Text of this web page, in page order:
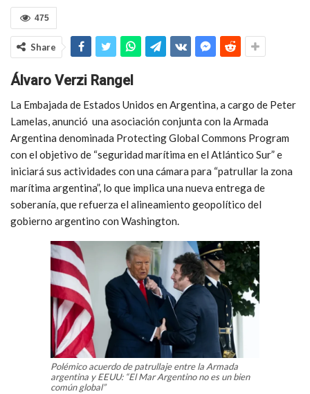
475
Share
Álvaro Verzi Rangel
La Embajada de Estados Unidos en Argentina, a cargo de Peter
Lamelas, anunció una asociación conjunta con la Armada
Argentina denominada Protecting Global Commons Program
con el objetivo de “seguridad marítima en el Atlántico Sur” e
iniciará sus actividades con una cámara para “patrullar la zona
marítima argentina”, lo que implica una nueva entrega de
soberanía, que refuerza el alineamiento geopolítico del
gobierno argentino con Washington.
Polémico acuerdo de patrullaje entre la Armada
argentina y EEUU: “El Mar Argentino no es un bien
común global”